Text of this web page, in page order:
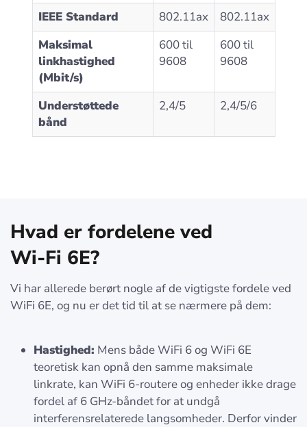
IEEE Standard
802.11ax
802.11ax
Maksimal
linkhastighed
(Mbit/s)
600 til
9608
600 til
9608
Understøttede
bånd
2,4/5 2,4/5/6
Hvad er fordelene ved
Wi-Fi 6E?
Vi har allerede berørt nogle af de vigtigste fordele ved
WiFi 6E, og nu er det tid til at se nærmere på dem:
Hastighed: Mens både WiFi 6 og WiFi 6E
teoretisk kan opnå den samme maksimale
linkrate, kan WiFi 6-routere og enheder ikke drage
fordel af 6 GHz-båndet for at undgå
interferensrelaterede langsomheder. Derfor vinder